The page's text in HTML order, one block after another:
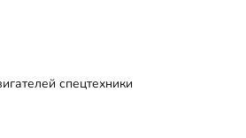
спецтехники